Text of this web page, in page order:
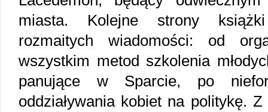
miasta. Kolejne strony
rozmaitych wiadomości: od
wszystkim metod szkolenia
panujące w Sparcie, po
oddziaływania kobiet na politykę.